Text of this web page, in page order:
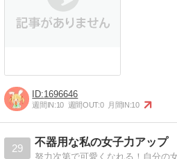
1696646
週間IN:10 週間OUT:0 月間IN:10
29
不器用な私の女子力アップ
努力次第で可愛くなれる！自分の